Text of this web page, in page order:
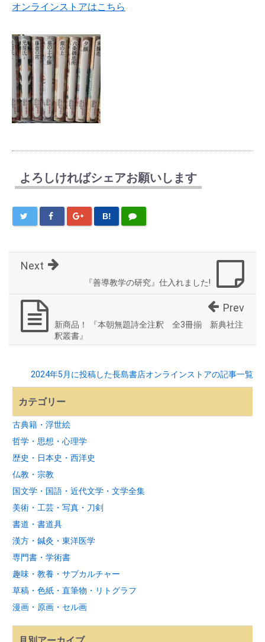
オンラインストアはこちら
よろしければシェアお願いします
B!
『善導教学の研究』仕入れました!
Next
新商品！ 『本朝無題詩全注釈 全3冊揃 新典社注
釈叢書』
Prev
2024年5月に投稿した長島書店オンラインストアの記事一覧
カテゴリー
古典籍・浮世絵
哲学・思想・心理学
歴史・日本史・西洋史
仏教・宗教
国文学・国語・近代文学・文学全集
美術・工芸・写真・刀剣
書道・書道具
漢方・鍼灸・東洋医学
専門書・学術書
趣味・教養・サブカルチャー
草稿・色紙・直筆物・リトグラフ
漫画・原画・セル画